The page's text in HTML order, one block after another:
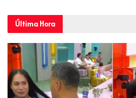
Última Hora